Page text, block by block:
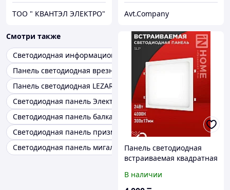
ТОО " КВАНТЭЛ ЭЛЕКТРО" Avt.Company
Смотри также
Светодиодная информационная панель
Панель светодиодная врезная
Панель светодиодная LEZARD
Светодиодная панель Элект
Светодиодная панель балка
Светодиодная панель призматическая
Светодиодная панель мигалка
Панель светодиодная
встраиваемая квадратная
1680Лм 300мм белая IP40
В наличии